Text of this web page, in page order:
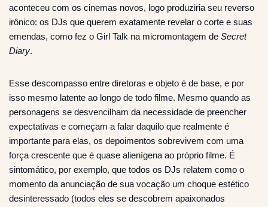
aconteceu com os cinemas novos, logo produziria seu reverso
irônico: os DJs que querem exatamente revelar o corte e suas
emendas, como fez o Girl Talk na micromontagem de Secret
Diary.
Esse descompasso entre diretoras e objeto é de base, e por
isso mesmo latente ao longo de todo filme. Mesmo quando as
personagens se desvencilham da necessidade de preencher
expectativas e começam a falar daquilo que realmente é
importante para elas, os depoimentos sobrevivem com uma
força crescente que é quase alienígena ao próprio filme. É
sintomático, por exemplo, que todos os DJs relatem como o
momento da anunciação de sua vocação um choque estético
desinteressado (todos eles se descobrem apaixonados